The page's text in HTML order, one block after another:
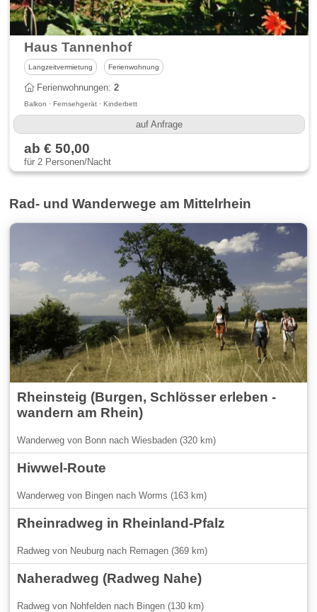
Haus Tannenhof
Langzeitvermietung Ferienwohnung
Ferienwohnungen:2
Balkon · Fernsehgerät · Kinderbett
auf Anfrage
ab € 50,00
für 2 Personen/Nacht
Rad- und Wanderwege am Mittelrhein
Rheinsteig (Burgen, Schlösser erleben -
wandern am Rhein)
Wanderweg von Bonn nach Wiesbaden (320 km)
Hiwwel-Route
Wanderweg von Bingen nach Worms (163 km)
Rheinradweg in Rheinland-Pfalz
Radweg von Neuburg nach Remagen (369 km)
Naheradweg (Radweg Nahe)
Radweg von Nohfelden nach Bingen (130 km)